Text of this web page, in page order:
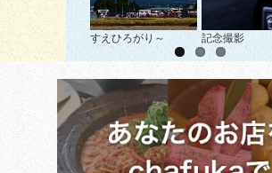
すえひろがり～ 記念撮影